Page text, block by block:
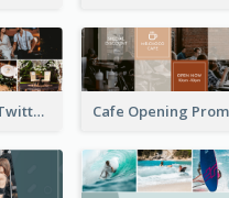
Wedding Ceremony Twitter Header